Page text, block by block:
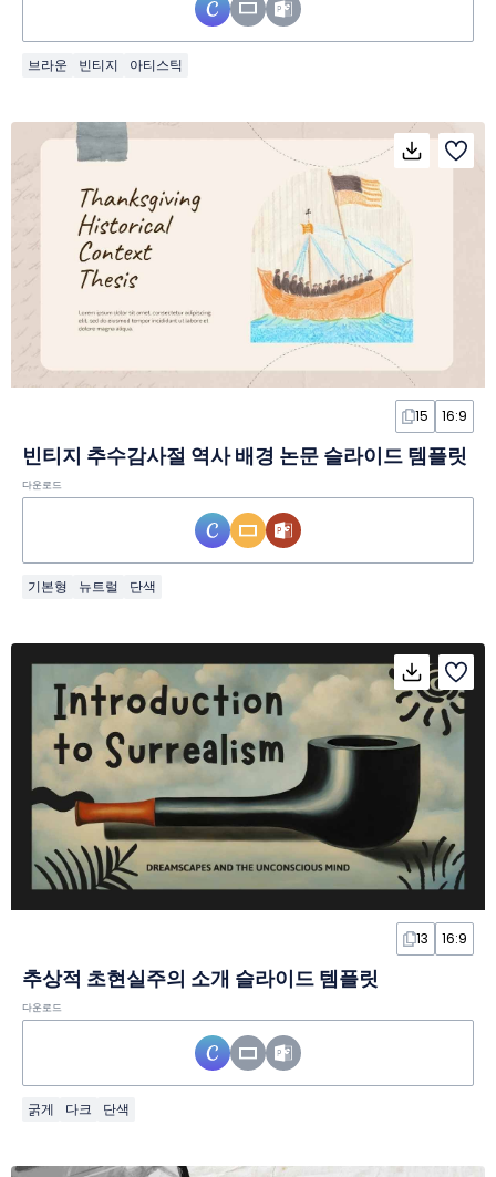
브라운 빈티지 아티스틱
15 16:9
빈티지 추수감사절 역사 배경 논문 슬라이드 템플릿
다운로드
기본형 뉴트럴 단색
13 16:9
추상적 초현실주의 소개 슬라이드 템플릿
다운로드
굵게 다크 단색